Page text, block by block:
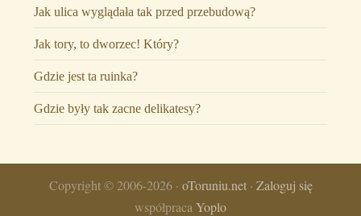
Jak ulica wyglądała tak przed przebudową?
Jak tory, to dworzec! Który?
Gdzie jest ta ruinka?
Gdzie były tak zacne delikatesy?
Copyright © 2006-2026 · oToruniu.net· Zaloguj się
współpraca Yoplo